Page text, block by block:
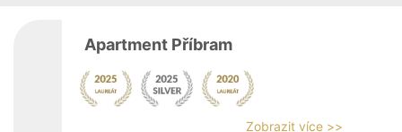
Apartment Příbram
Zobrazit více >>